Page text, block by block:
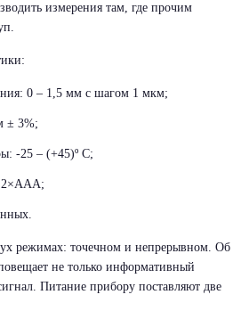
измерения там, где прочим
0 – 1,5 мм с шагом 1 мкм;
± 3%;
-25 – (+45)º С;
2×ААА;
режимах: точечном и непрерывном. Об
не только информативный
Питание прибору поставляют две